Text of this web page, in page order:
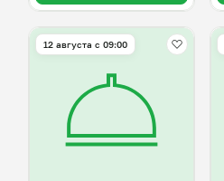
12 августа с 09:00